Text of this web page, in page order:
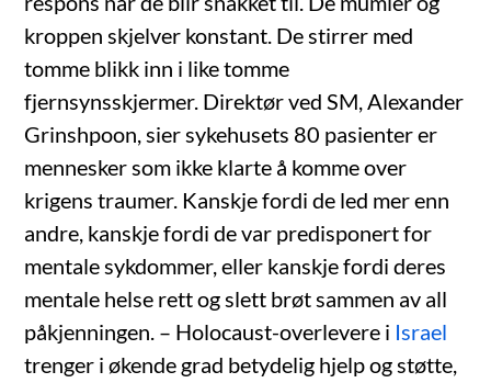
kroppen skjelver konstant. De stirrer med
tomme blikk inn i like tomme
fjernsynsskjermer. Direktør ved SM, Alexander
Grinshpoon, sier sykehusets 80 pasienter er
mennesker som ikke klarte å komme over
krigens traumer. Kanskje fordi de led mer enn
andre, kanskje fordi de var predisponert for
mentale sykdommer, eller kanskje fordi deres
mentale helse rett og slett brøt sammen av all
påkjenningen. – Holocaust-overlevere i Israel
trenger i økende grad betydelig hjelp og støtte,